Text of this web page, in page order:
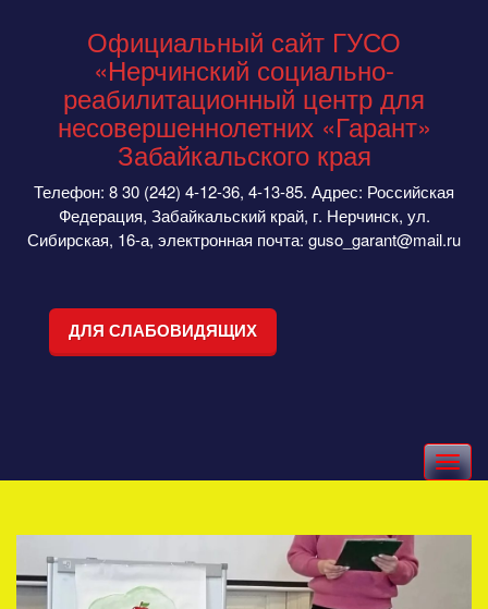
Официальный сайт ГУСО
«Нерчинский социально-
реабилитационный центр для
несовершеннолетних «Гарант»
Забайкальского края
Телефон: 8 30 (242) 4-12-36, 4-13-85. Адрес: Российская
Федерация, Забайкальский край, г. Нерчинск, ул.
Сибирская, 16-а, электронная почта: guso_garant@mail.ru
ДЛЯ СЛАБОВИДЯЩИХ
Toggle
navigation